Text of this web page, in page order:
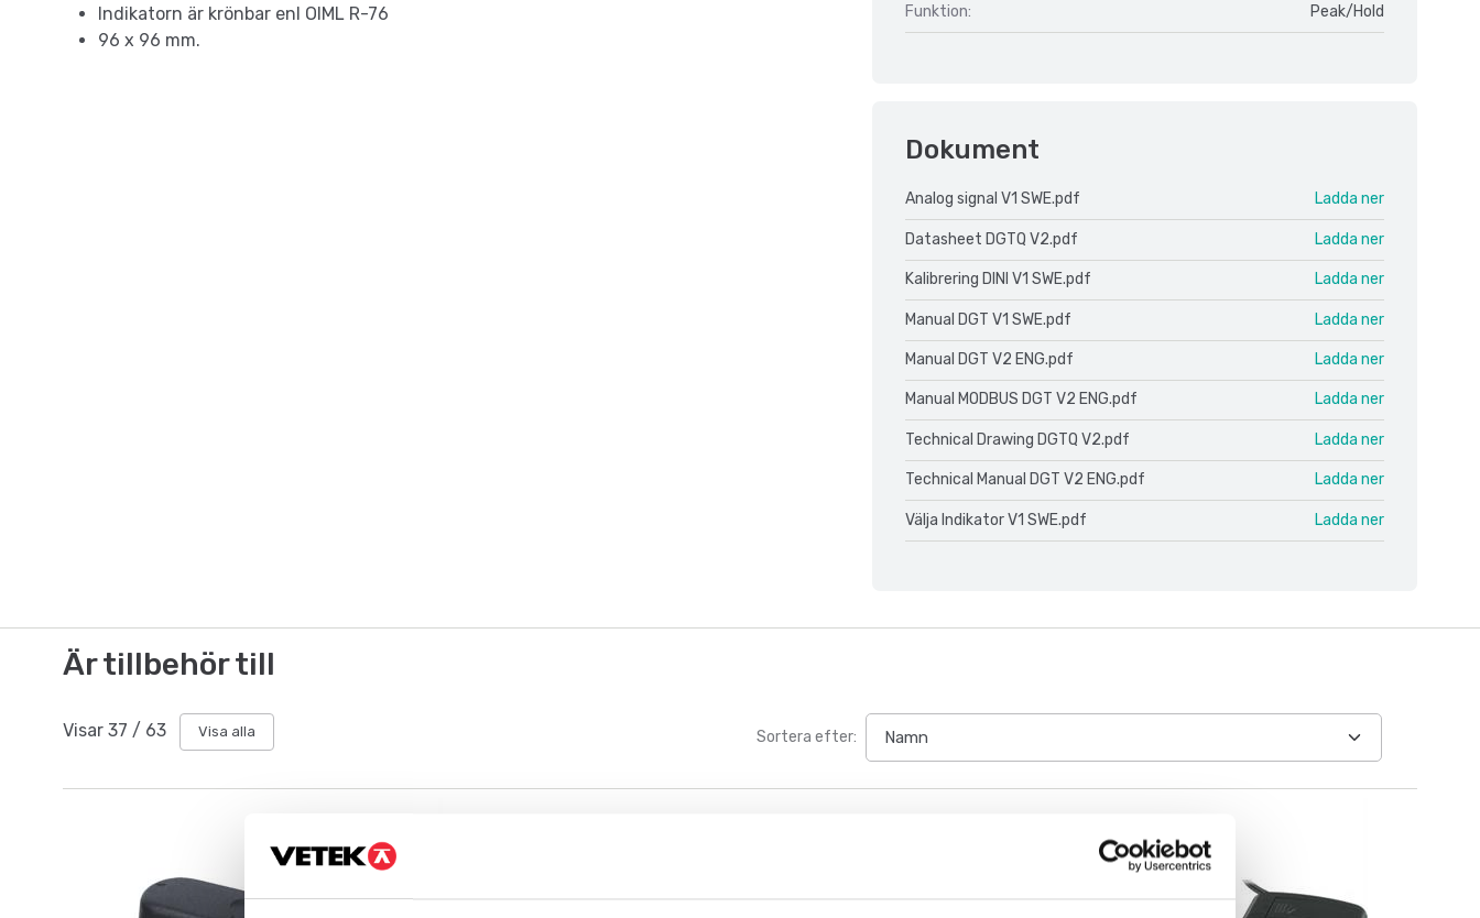
Indikatorn är krönbar enl OIML R-76
96 x 96 mm.
Funktion: Peak/Hold
Dokument
Analog signal V1 SWE.pdf Ladda ner
Datasheet DGTQ V2.pdf Ladda ner
Kalibrering DINI V1 SWE.pdf Ladda ner
Manual DGT V1 SWE.pdf Ladda ner
Manual DGT V2 ENG.pdf Ladda ner
Manual MODBUS DGT V2 ENG.pdf Ladda ner
Technical Drawing DGTQ V2.pdf Ladda ner
Technical Manual DGT V2 ENG.pdf Ladda ner
Välja Indikator V1 SWE.pdf Ladda ner
Är tillbehör till
Visar 37 / 63 Visa alla Sortera efter: